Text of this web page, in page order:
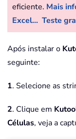
eficiente. Mais
Excel... Teste
Após instalar o
seguinte:
1. Selecione as
2. Clique em
Células, veja a